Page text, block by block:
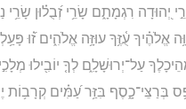
יְ֭הוּדָה רִגְמָתָ֑ם שָׂרֵ֥י זְ֝בֻל֗וּן שָׂרֵ֥י
אֱלֹהֶ֗יךָ עֻ֫זֶּ֥ךָ עוּזָּ֥ה אֱלֹהִ֑ים ז֝֗וּ
עַל־יְרוּשָׁלִָ֑ם לְךָ֤ יוֹבִ֖ילוּ
בְּרַצֵּי־כָ֑סֶף בִּזַּ֥ר עַ֝מִּ֗ים קְרָב֥וֹת